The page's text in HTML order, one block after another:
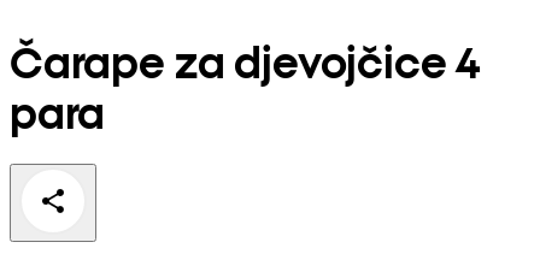
Čarape za djevojčice 4
para